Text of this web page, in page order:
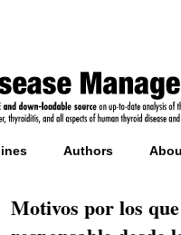
Authors
Motivos por los